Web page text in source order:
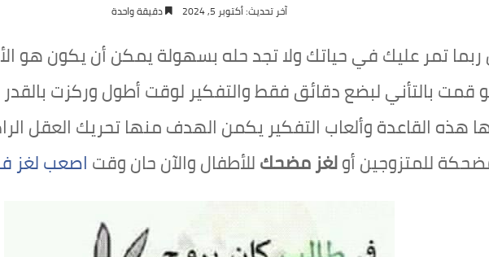
آخر تحديث: أكتوبر 5, 2024 دقيقة واحدة
ربما تمر عليك في حياتك ولا تجد حله بسهولة يمكن أن يكون
قمت بالتأني لبضع دقائق فقط والتفكير لوقت أطول وركزت بالقدر
القاعدة وألعاب التفكير يكمن الهدف منها تحريك العقل
للمتزوجين أولغز مضحكللأطفال والآن حان وقتاصعب لغز